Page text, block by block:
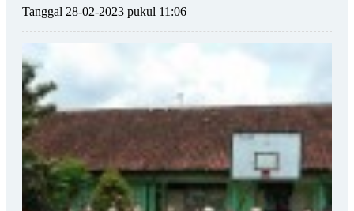
Tanggal 28-02-2023 pukul 11:06